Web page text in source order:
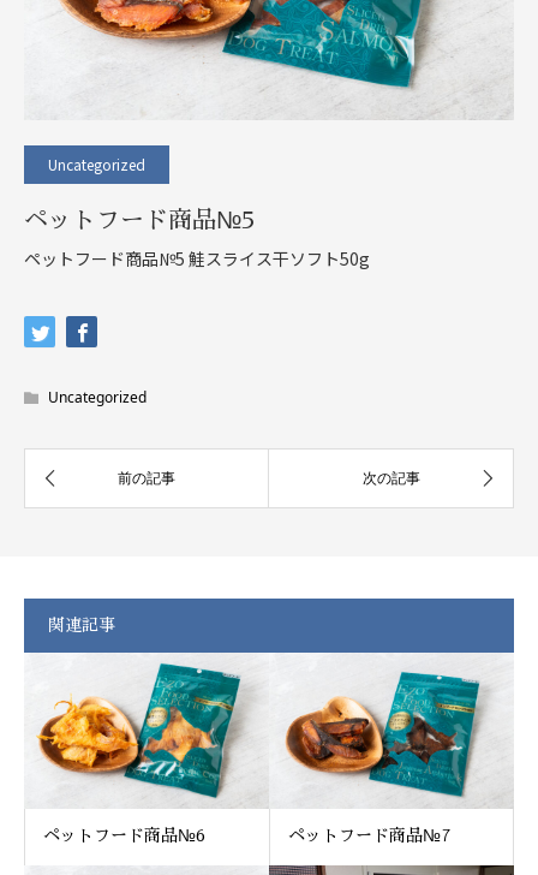
Uncategorized
ペットフード商品№5
ペットフード商品№5 鮭スライス干ソフト50g
Uncategorized
関連記事
ペットフード商品№6 ペットフード商品№7